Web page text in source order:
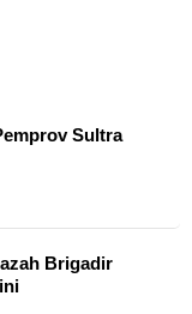
Sultra
Brigadir